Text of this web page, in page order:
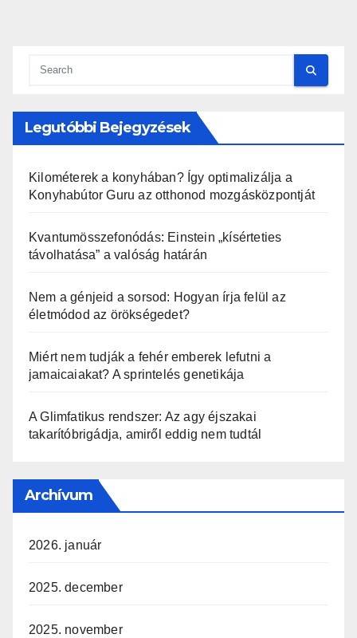
Legutóbbi Bejegyzések
Kilométerek a konyhában? Így optimalizálja a
Konyhabútor Guru az otthonod mozgásközpontját
Kvantumösszefonódás: Einstein „kísérteties
távolhatása” a valóság határán
Nem a génjeid a sorsod: Hogyan írja felül az
életmódod az örökségedet?
Miért nem tudják a fehér emberek lefutni a
jamaicaiakat? A sprintelés genetikája
A Glimfatikus rendszer: Az agy éjszakai
takarítóbrigádja, amiről eddig nem tudtál
Archívum
2026. január
2025. december
2025. november